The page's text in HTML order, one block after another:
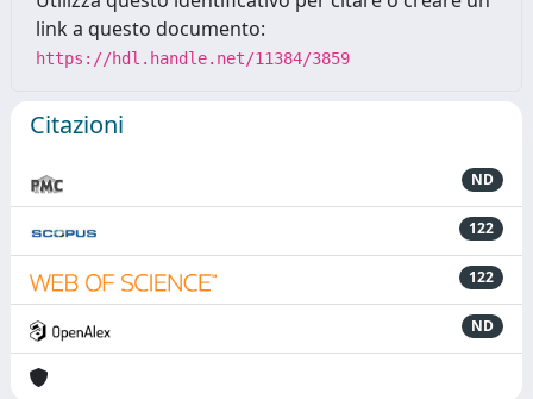
link a questo documento:
https://hdl.handle.net/11384/3859
Citazioni
ND
122
122
ND